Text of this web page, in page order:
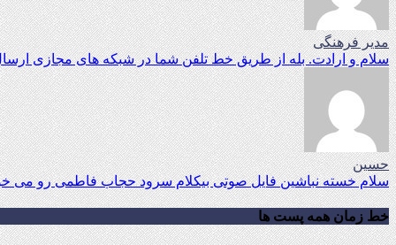
مدیر فرهنگی
سلام و ارادت. بله از طریق خط تلفن شما در شبکه های مجازی
حسین
سلام خسته نباشین فایل صوتی بیکلام سرود حجاب فاطمی رو می
خط زمان همه پست ها